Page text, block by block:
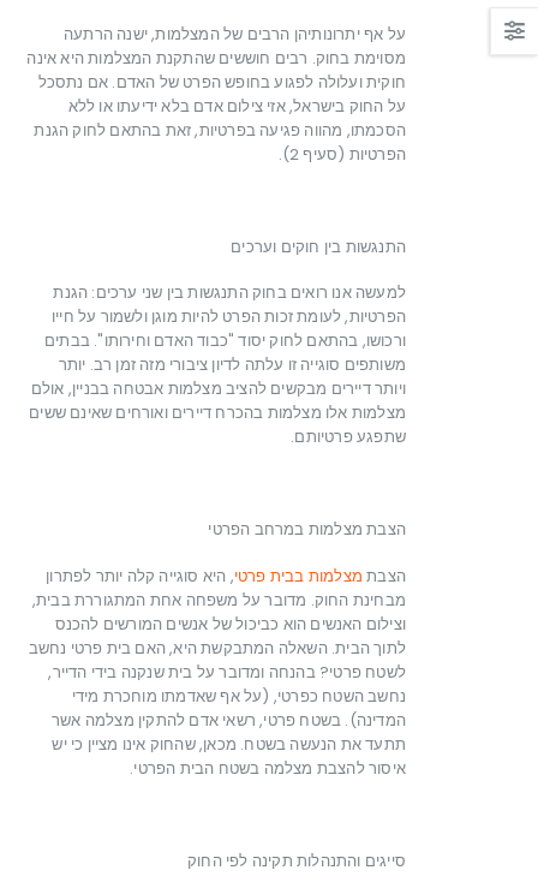
על אף יתרונותיהן הרבים של המצלמות, ישנה הרתעה
מסוימת בחוק. רבים חוששים שהתקנת המצלמות היא אינה
חוקית ועלולה לפגוע בחופש הפרט של האדם. אם נתסכל
על החוק בישראל, אזי צילום אדם בלא ידיעתו או ללא
הסכמתו, מהווה פגיעה בפרטיות, זאת בהתאם לחוק הגנת
הפרטיות (סעיף 2).
התנגשות בין חוקים וערכים
למעשה אנו רואים בחוק התנגשות בין שני ערכים: הגנת
הפרטיות, לעומת זכות הפרט להיות מוגן ולשמור על חייו
ורכושו, בהתאם לחוק יסוד "כבוד האדם וחירותו". בבתים
משותפים סוגייה זו עלתה לדיון ציבורי מזה זמן רב. יותר
ויותר דיירים מבקשים להציב מצלמות אבטחה בבניין, אולם
מצלמות אלו מצלמות בהכרח דיירים ואורחים שאינם ששים
שתפגע פרטיותם.
הצבת מצלמות במרחב הפרטי
הצבת מצלמות בבית פרטי, היא סוגייה קלה יותר לפתרון
מבחינת החוק. מדובר על משפחה אחת המתגוררת בבית,
וצילום האנשים הוא כביכול של אנשים המורשים להכנס
לתוך הבית. השאלה המתבקשת היא, האם בית פרטי נחשב
לשטח פרטי? בהנחה ומדובר על בית שנקנה בידי הדייר,
נחשב השטח כפרטי, (על אף שאדמתו מוחכרת מידי
המדינה). בשטח פרטי, רשאי אדם להתקין מצלמה אשר
תתעד את הנעשה בשטח. מכאן, שהחוק אינו מציין כי יש
איסור להצבת מצלמה בשטח הבית הפרטי.
סייגים והתנהלות תקינה לפי החוק